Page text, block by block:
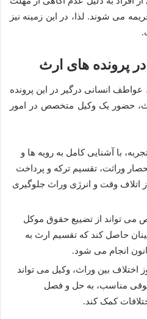
می شوند. لذا، در این زمینه نیز
پرونده های ارث
عواطف انسانی درگیر در این پرونده
حضور یک وکیل متخصص در امور
با آشنایی کامل به رویه ها و
وراثت، تقسیم ترکه و پرداخت
اتلاف وقت و انرژی وراث جلوگیری
می تواند از تضییع حقوق موکل
حاصل کند که تقسیم ارث به
انجام می شود.
اختلاف بین وراث، وکیل می تواند
مناسب، به حل و فصل
کمک کند.